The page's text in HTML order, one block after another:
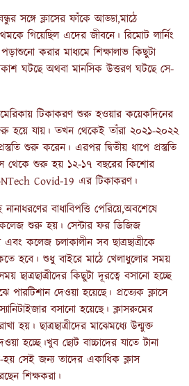
সঙ্গে ক্লাসের ফাঁকে আড্ডা,মাঠে
গিয়েছিল এদের জীবনে। রিমোট লার্নিং
করার মাধ্যমে শিক্ষালাভ কিছুটা
ঘটছে অথবা মানসিক উত্তরণ ঘটছে সে-
টিকাকরণ শুরু হওয়ার কয়েকদিনের
হয়ে যায়। তখন থেকেই তাঁরা ২০২১-২০২২
শুরু করেন। এরপর দ্বিতীয় ধাপে প্রস্তুতি
থেকে শুরু হয় ১২-১৭ বছরের কিশোর
Covid-19 এর টিকাকরণ।
বাধাবিপত্তি পেরিয়ে,অবশেষে
শুরু হয়। সেন্টার ফর ডিজিজ
কলেজ চলাকালীন সব ছাত্রছাত্রীকে
হবে। শুধু বাইরে মাঠে খেলাধুলোর সময়
ছাত্রছাত্রীদের কিছুটা দূরত্বে বসানো হচ্ছে
পারটিশান দেওয়া হয়েছে। প্রত্যেক ক্লাসে
বসানো হয়েছে। ক্লাসরুমের
হয়। ছাত্রছাত্রীদের মাঝেমধ্যে উন্মুক্ত
হচ্ছে।খুব ছোট বাচ্চাদের যাতে টানা
সেই জন্য তাদের একাধিক ক্লাস
শিক্ষকরা।